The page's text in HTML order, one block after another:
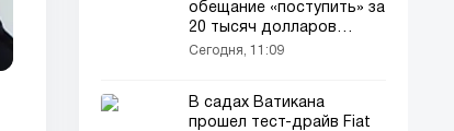
обещание «поступить» за
20 тысяч долларов
(видео)
Сегодня, 11:09
В садах Ватикана
прошел тест-драйв Fiat